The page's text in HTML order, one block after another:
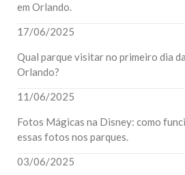
em Orlando.
17/06/2025
Qual parque visitar no primeiro dia
Orlando?
11/06/2025
Fotos Mágicas na Disney: como
essas fotos nos parques.
03/06/2025